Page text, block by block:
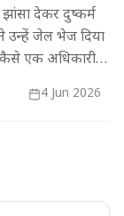
झांसा देकर दुष्कर्म
उन्हें जेल भेज दिया
कैसे एक अधिकारी
4 Jun 2026